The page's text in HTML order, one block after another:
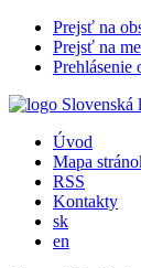
Prejsť na
Prejsť na
Prehlásenie
Úvod
Mapa
RSS
Kontakty
sk
en